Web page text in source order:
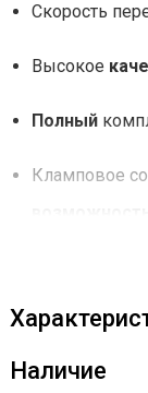
Скорость
Высокое
Полный
Кламповое
Наличие